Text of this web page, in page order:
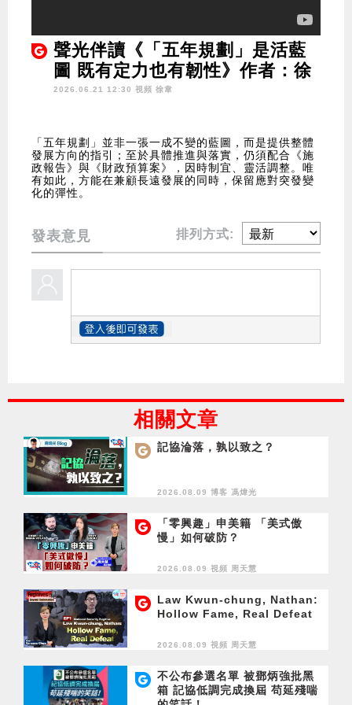
聲光伴讀《「五年規劃」是活藍
圖 既有定力也有韌性》作者：徐
韋
2026.06.21 12:30 視頻 徐韋
「五年規劃」並非一張一成不變的藍圖，而是提供整體
發展方向的指引；至於具體推進與落實，仍須配合《施
政報告》與《財政預算案》，因時制宜、靈活調整。唯
有如此，方能在兼顧長遠發展的同時，保留應對突發變
化的彈性。
發表意見 排列方式:
相關文章
記協淪落，孰以致之？
2026.08.09 博客 馮煒光
「零興趣」申美籍 「美式傲
慢」如何破防？
2026.08.09 視頻 周天慧
Law Kwun-chung, Nathan:
Hollow Fame, Real Defeat
2026.08.09 視頻 周天慧
不公布參選名單 被鄧炳強批黑
箱 記協低調完成換屆 苟延殘喘